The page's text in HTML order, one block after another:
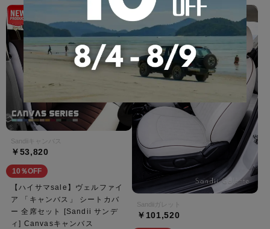
Sandiiキャンバス
￥53,820
10％OFF
【ハイサマsale】ヴェルファイ
ア 「キャンバス」 シートカバ
ー 全席セット [Sandii サンデ
ィ] Canvasキャンバス
Sandiiガレット
￥101,520